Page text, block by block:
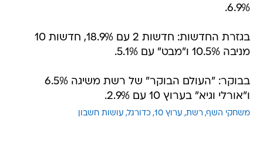
6.9%.
בגזרת החדשות: חדשות 2 עם 18.9%, חדשות 10
מניבה 10.5% ו"מבט" עם 5.1%.
בבוקר: "העולם הבוקר" של רשת משיגה 6.5%
ו"אורלי וגיא" בערוץ 10 עם 2.9%.
משחקי השף רשת ערוץ 10 כדורגל עושות חשבון